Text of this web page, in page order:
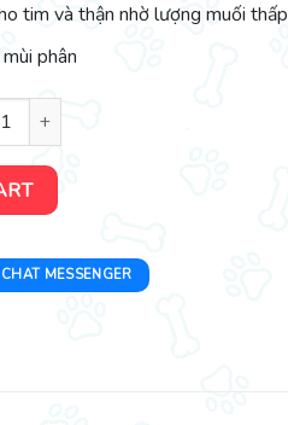
tim và thận nhờ lượng muối thấp
phân
Hỗn Hợp - 120g quantity
CHAT MESSENGER